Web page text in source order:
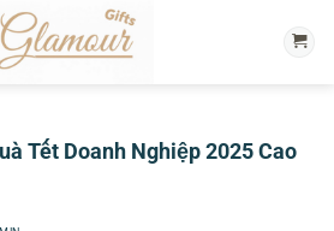
Tết Doanh Nghiệp 2025 Cao